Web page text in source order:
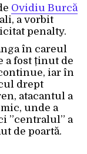
Ovidiu Burcă
a vorbit
penalty.
în careul
a fost ținut de
iar în
drept
atacantul a
unde a
”centralul” a
de poartă.